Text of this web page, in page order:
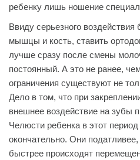
ребенку лишь ношение
Ввиду серьезного
мышцы и кость, ставить
лучше сразу после смены
постоянный. А это не ранее,
ограничения существуют не
Дело в том, что при
внешнее воздействие на зубы
Челюсти ребенка в этот
окончательно. Они
быстрее происходят